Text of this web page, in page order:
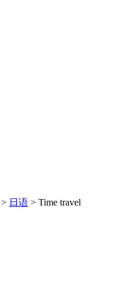
> 日语 > Time travel